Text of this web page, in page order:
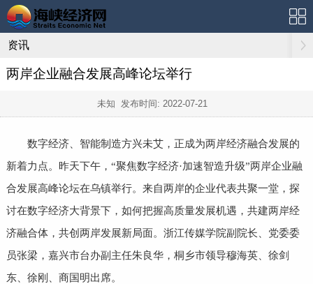
资讯
两岸企业融合发展高峰论坛举行
未知 发布时间: 2022-07-21
数字经济、智能制造方兴未艾，正成为两岸经济融合发展的
新着力点。昨天下午，“聚焦数字经济·加速智造升级”两岸企业融
合发展高峰论坛在乌镇举行。来自两岸的企业代表共聚一堂，探
讨在数字经济大背景下，如何把握高质量发展机遇，共建两岸经
济融合体，共创两岸发展新局面。浙江传媒学院副院长、党委委
员张梁，嘉兴市台办副主任朱良华，桐乡市领导穆海英、徐剑
东、徐刚、商国明出席。